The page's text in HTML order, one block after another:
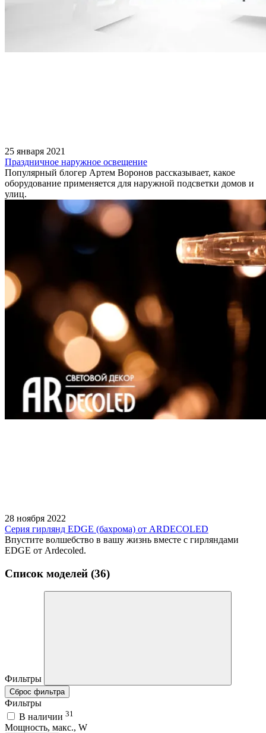
25 января 2021
Праздничное наружное освещение
Популярный блогер Артем Воронов рассказывает, какое
оборудование применяется для наружной подсветки домов и
улиц.
28 ноября 2022
Серия гирлянд EDGE (бахрома) от ARDECOLED
Впустите волшебство в вашу жизнь вместе с гирляндами
EDGE от Ardecoled.
Список моделей (36)
Фильтры
Сброс фильтра
Фильтры
В наличии 31
Мощность, макс., W